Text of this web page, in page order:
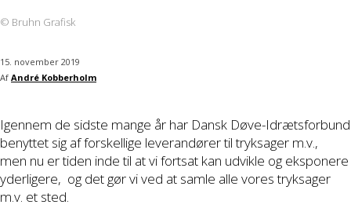
© Bruhn Grafisk
15. november 2019
Af André Kobberholm
Igennem de sidste mange år har Dansk Døve-Idrætsforbund
benyttet sig af forskellige leverandører til tryksager m.v.,
men nu er tiden inde til at vi fortsat kan udvikle og eksponere
yderligere, og det gør vi ved at samle alle vores tryksager
m.v. et sted.